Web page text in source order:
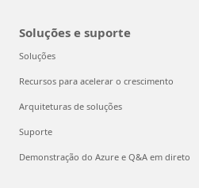
Soluções e suporte
Soluções
Recursos para acelerar o crescimento
Arquiteturas de soluções
Suporte
Demonstração do Azure e Q&A em direto